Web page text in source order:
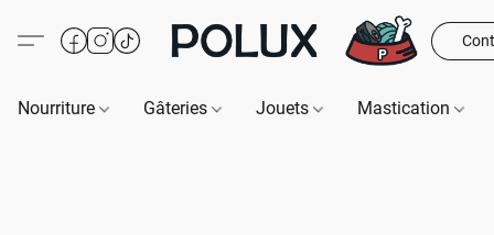
Nourriture Gâteries Jouets Mastication